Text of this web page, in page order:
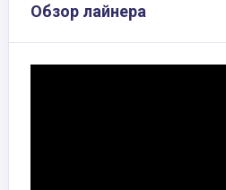
Обзор лайнера